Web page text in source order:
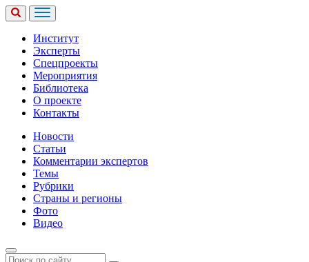
Институт
Эксперты
Спецпроекты
Мероприятия
Библиотека
О проекте
Контакты
Новости
Статьи
Комментарии экспертов
Темы
Рубрики
Страны и регионы
Фото
Видео